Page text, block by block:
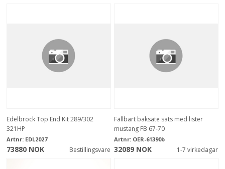
Edelbrock Top End Kit 289/302
321HP
Artnr: EDL2027
73880 NOK Bestillingsvare
Fällbart baksäte sats med lister
mustang FB 67-70
Artnr: OER-61390b
32089 NOK 1-7 virkedagar